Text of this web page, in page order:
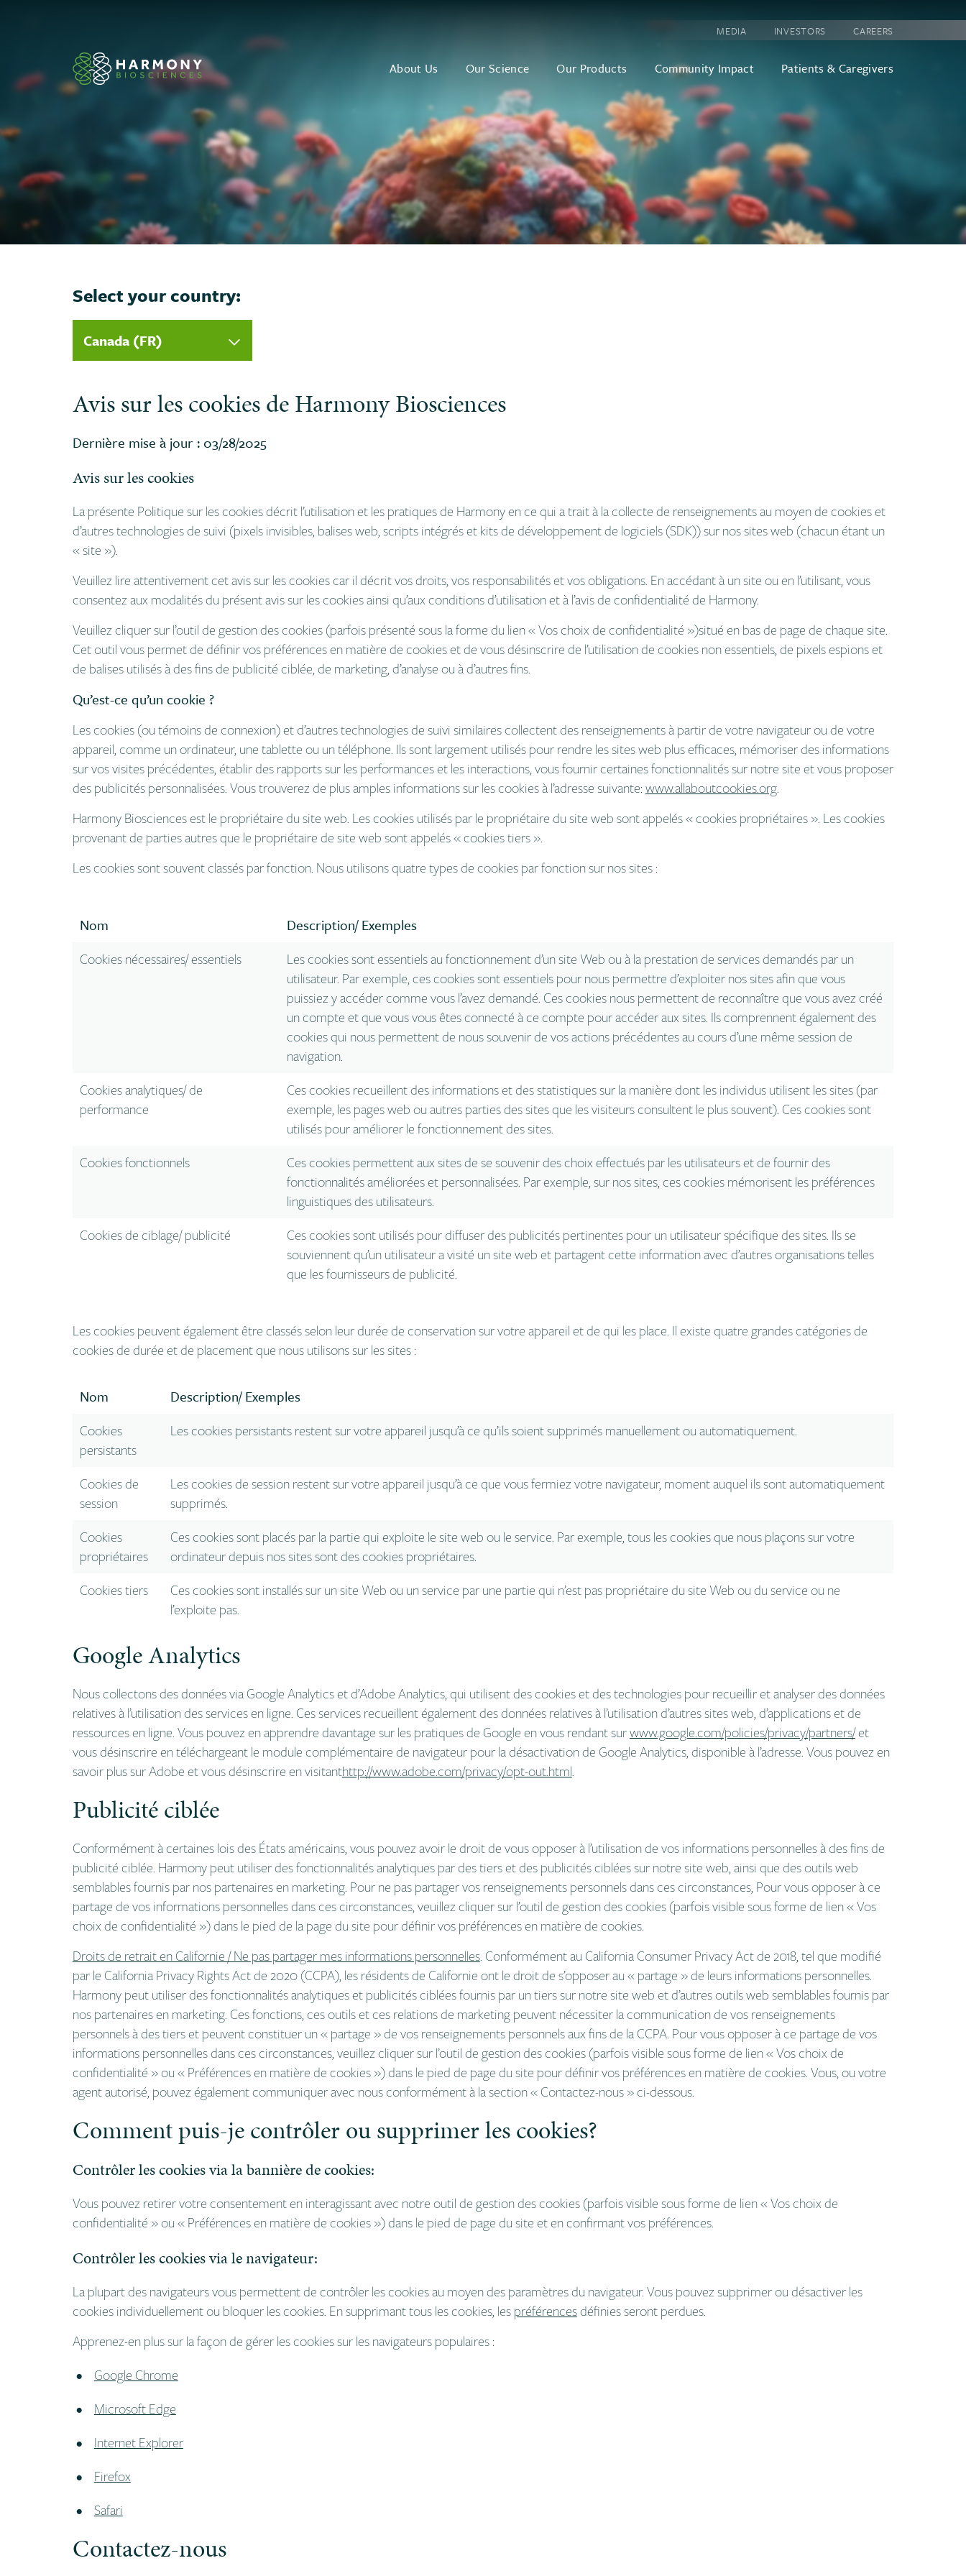
MEDIA INVESTORS CAREERS
About Us Our Science Our Products Community Impact Patients & Caregivers
Select your country:
Canada (FR)
Avis sur les cookies de Harmony Biosciences
Dernière mise à jour : 03/28/2025
Avis sur les cookies
La présente Politique sur les cookies décrit l’utilisation et les pratiques de Harmony en ce qui a trait à la collecte de renseignements au moyen de cookies et
d’autres technologies de suivi (pixels invisibles, balises web, scripts intégrés et kits de développement de logiciels (SDK))sur nos sites web (chacun étant un
« site »).
Veuillez lire attentivement cet avis sur les cookies car il décrit vos droits, vos responsabilités et vos obligations. En accédant à un site ou en l’utilisant, vous
consentez aux modalités du présent avis sur les cookies ainsi qu’aux conditions d’utilisation et à l’avis de confidentialité de Harmony.
Veuillez cliquer sur l’outil de gestion des cookies (parfois présenté sous la forme du lien« Vos choix de confidentialité »)situé en bas de page de chaque site.
Cet outil vous permet de définir vos préférences en matière de cookies et de vous désinscrire de l’utilisation de cookies non essentiels, de pixels espions et
de balises utilisés à des fins de publicité ciblée, de marketing, d’analyse ou à d’autres fins.
Qu’est-ce qu’un cookie ?
Les cookies (ou témoins de connexion) et d’autres technologies de suivi similaires collectent des renseignements à partir de votre navigateur ou de votre
appareil, comme un ordinateur, une tablette ou un téléphone. Ils sont largement utilisés pour rendre les sites web plus efficaces, mémoriser des informations
sur vos visites précédentes, établir des rapports sur les performances et les interactions, vous fournir certaines fonctionnalités sur notre site et vous proposer
des publicités personnalisées. Vous trouverez de plus amples informations sur les cookies à l’adresse suivante: www.allaboutcookies.org.
Harmony Biosciences est le propriétaire du site web. Les cookies utilisés par le propriétaire du site web sont appelés « cookies propriétaires ». Les cookies
provenant de parties autres que le propriétaire de site web sont appelés « cookies tiers ».
Les cookies sont souvent classés par fonction. Nous utilisons quatre types de cookies par fonction sur nos sites :
Nom Description/ Exemples
Cookies nécessaires/ essentiels
Les cookies sont essentiels au fonctionnement d’un site Web ou à la prestation de services demandés par un
utilisateur. Par exemple, ces cookies sont essentiels pour nous permettre d’exploiter nos sites afin que vous
puissiez y accéder comme vous l’avez demandé. Ces cookies nous permettent de reconnaître que vous avez créé
un compte et que vous vous êtes connecté à ce compte pour accéder aux sites. Ils comprennent également des
cookies qui nous permettent de nous souvenir de vos actions précédentes au cours d’une même session de
navigation.
Cookies analytiques/ de
performance
Ces cookies recueillent des informations et des statistiques sur la manière dont les individus utilisent les sites (par
exemple, les pages web ou autres parties des sites que les visiteurs consultent le plus souvent). Ces cookies sont
utilisés pour améliorer le fonctionnement des sites.
Cookies fonctionnels
Ces cookies permettent aux sites de se souvenir des choix effectués par les utilisateurs et de fournir des
fonctionnalités améliorées et personnalisées. Par exemple, sur nos sites, ces cookies mémorisent les préférences
linguistiques des utilisateurs.
Cookies de ciblage/ publicité
Ces cookies sont utilisés pour diffuser des publicités pertinentes pour un utilisateur spécifique des sites. Ils se
souviennent qu’un utilisateur a visité un site web et partagent cette information avec d’autres organisations telles
que les fournisseurs de publicité.
Les cookies peuvent également être classés selon leur durée de conservation sur votre appareil et de qui les place. Il existe quatre grandes catégories de
cookies de durée et de placement que nous utilisons sur les sites :
Nom Description/ Exemples
Cookies
persistants
Les cookies persistants restent sur votre appareil jusqu’à ce qu’ils soient supprimés manuellement ou automatiquement.
Cookies de
session
Les cookies de session restent sur votre appareil jusqu’à ce que vous fermiez votre navigateur, moment auquel ils sont automatiquement
supprimés.
Cookies
propriétaires
Ces cookies sont placés par la partie qui exploite le site web ou le service. Par exemple, tous les cookies que nous plaçons sur votre
ordinateur depuis nos sites sont des cookies propriétaires.
Cookies tiers
Ces cookies sont installés sur un site Web ou un service par une partie qui n’est pas propriétaire du site Web ou du service ou ne
l’exploite pas.
Google Analytics
Nous collectons des données via Google Analytics et d’Adobe Analytics, qui utilisent des cookies et des technologies pour recueillir et analyser des données
relatives à l’utilisation des services en ligne. Ces services recueillent également des données relatives à l’utilisation d’autres sites web, d’applications et de
ressources en ligne. Vous pouvez en apprendre davantage sur les pratiques de Google en vous rendant surwww.google.com/policies/privacy/partners/et
vous désinscrire en téléchargeant le module complémentaire de navigateur pour la désactivation de Google Analytics, disponible à l’adresse. Vous pouvez en
savoir plus sur Adobe et vous désinscrire en visitanthttp://www.adobe.com/privacy/opt-out.html.
Publicité ciblée
Conformément à certaines lois des États américains, vous pouvez avoir le droit de vous opposer à l’utilisation de vos informations personnelles à des fins de
publicité ciblée. Harmony peut utiliser des fonctionnalités analytiques par des tiers et des publicités ciblées sur notre site web, ainsi que des outils web
semblables fournis par nos partenaires en marketing. Pour ne pas partager vos renseignements personnels dans ces circonstances, Pour vous opposer à ce
partage de vos informations personnelles dans ces circonstances, veuillez cliquer sur l’outil de gestion des cookies (parfois visible sous forme de lien «Vos
choix de confidentialité ») dans le pied de la page du site pour définir vos préférences en matière de cookies.
Droits de retrait en Californie / Ne pas partager mes informations personnelles. Conformément au California Consumer Privacy Act de 2018, tel que modifié
par le California Privacy Rights Act de 2020 (CCPA), les résidents de Californie ont le droit de s’opposer au « partage » de leurs informations personnelles.
Harmony peut utiliser des fonctionnalités analytiques et publicités ciblées fournis par un tiers sur notre site web et d’autres outils web semblables fournis par
nos partenaires en marketing. Ces fonctions, ces outils et ces relations de marketing peuvent nécessiter la communication de vos renseignements
personnels à des tiers et peuvent constituer un « partage » de vos renseignements personnels aux fins de la CCPA. Pour vous opposer à ce partage de vos
informations personnelles dans ces circonstances, veuillez cliquer sur l’outil de gestion des cookies (parfois visible sous forme de lien «Voschoix de
confidentialité » ou « Préférences en matière de cookies») dans le pied de page du site pour définir vos préférences en matière de cookies. Vous, ou votre
agent autorisé, pouvez également communiquer avec nous conformément à la section « Contactez-nous » ci-dessous.
Comment puis-je contrôler ou supprimer les cookies?
Contrôler les cookies via la bannière de cookies:
Vous pouvez retirer votre consentement en interagissant avec notre outil de gestion des cookies (parfois visible sous forme de lien «Vos choix de
confidentialité » ou « Préférences en matière de cookies») dans le pied de page du site et en confirmant vos préférences.
Contrôler les cookies via le navigateur:
La plupart des navigateurs vous permettent de contrôler les cookies au moyen des paramètres du navigateur. Vous pouvez supprimer ou désactiver les
cookies individuellement ou bloquer les cookies. En supprimant tous les cookies, les préférencesdéfinies seront perdues.
Apprenez-en plus sur la façon de gérer les cookies sur les navigateurs populaires :
Google Chrome
Microsoft Edge
Internet Explorer
Firefox
Safari
Contactez-nous